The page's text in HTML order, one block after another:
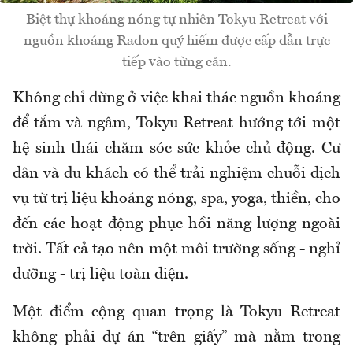
Biệt thự khoáng nóng tự nhiên Tokyu Retreat với
nguồn khoáng Radon quý hiếm được cấp dẫn trực
tiếp vào từng căn.
Không chỉ dừng ở việc khai thác nguồn khoáng
để tắm và ngâm, Tokyu Retreat hướng tới một
hệ sinh thái chăm sóc sức khỏe chủ động. Cư
dân và du khách có thể trải nghiệm chuỗi dịch
vụ từ trị liệu khoáng nóng, spa, yoga, thiền, cho
đến các hoạt động phục hồi năng lượng ngoài
trời. Tất cả tạo nên một môi trường sống - nghỉ
dưỡng - trị liệu toàn diện.
Một điểm cộng quan trọng là Tokyu Retreat
không phải dự án “trên giấy” mà nằm trong